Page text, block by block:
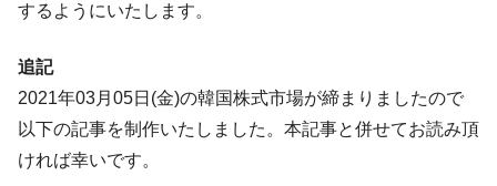
『Money1』
韓国政府「2035年までに18.4GW規模のAIデ
『Money1』
ほぼ終わった」
『Money1』
韓国『国民年金公団』株価暴落で200兆蒸
発。
するようにいたします。
追記
2021年03月05日(金)の韓国株式市場が締まりましたので
以下の記事を制作いたしました。本記事と併せてお読み頂
ければ幸いです。